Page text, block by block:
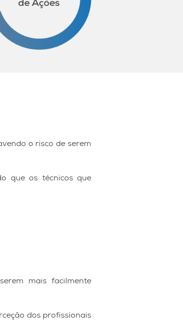
o risco de serem
que os técnicos que
mais facilmente
dos profissionais